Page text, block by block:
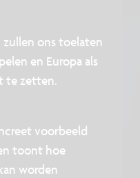
ons toelaten
en Europa als
te zetten.
voorbeeld
toont hoe
worden